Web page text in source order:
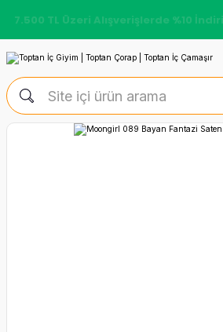
7.500 TL Üzeri Alışverişlerde %10